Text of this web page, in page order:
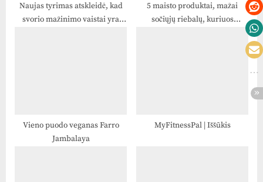
Naujas tyrimas atskleidė, kad
svorio mažinimo vaistai yra
5 maisto produktai, mažai
sočiųjų riebalų, kuriuos
Vieno puodo veganas Farro
Jambalaya
MyFitnessPal | Iššūkis